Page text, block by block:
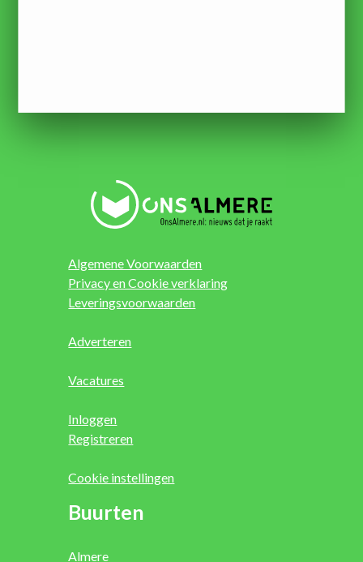
Algemene Voorwaarden
Privacy en Cookie verklaring
Leveringsvoorwaarden
Adverteren
Vacatures
Inloggen
Registreren
Cookie instellingen
Buurten
Almere